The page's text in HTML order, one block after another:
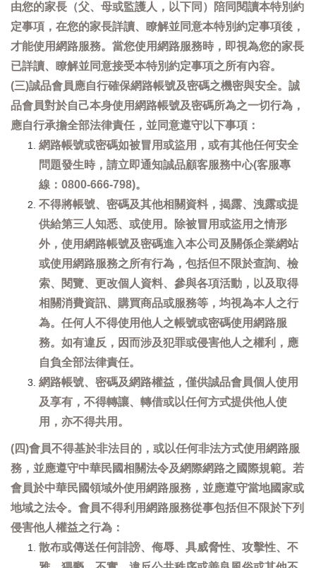
由您的家長（父、母或監護人，以下同）陪同閱讀本特別約
定事項，在您的家長詳讀、瞭解並同意本特別約定事項後，
才能使用網路服務。當您使用網路服務時，即視為您的家長
已詳讀、瞭解並同意接受本特別約定事項之所有內容。
(三)誠品會員應自行確保網路帳號及密碼之機密與安全。誠
品會員對於自己本身使用網路帳號及密碼所為之一切行為，
應自行承擔全部法律責任，並同意遵守以下事項：
網路帳號或密碼如被冒用或盜用，或有其他任何安全
問題發生時，請立即通知誠品顧客服務中心(客服專
線：0800-666-798)。
不得將帳號、密碼及其他相關資料，揭露、洩露或提
供給第三人知悉、或使用。除被冒用或盜用之情形
外，使用網路帳號及密碼進入本公司及關係企業網站
或使用網路服務之所有行為，包括但不限於查詢、檢
索、閱覽、更改個人資料、參與各項活動，以及取得
相關消費資訊、購買商品或服務等，均視為本人之行
為。任何人不得使用他人之帳號或密碼使用網路服
務。如有違反，因而涉及犯罪或侵害他人之權利，應
自負全部法律責任。
網路帳號、密碼及網路權益，僅供誠品會員個人使用
及享有，不得轉讓、轉借或以任何方式提供他人使
用，亦不得共用。
(四)會員不得基於非法目的，或以任何非法方式使用網路服
務，並應遵守中華民國相關法令及網際網路之國際規範。若
會員於中華民國領域外使用網路服務，並應遵守當地國家或
地域之法令。會員不得利用網路服務從事包括但不限於下列
侵害他人權益之行為：
散布或傳送任何誹謗、侮辱、具威脅性、攻擊性、不